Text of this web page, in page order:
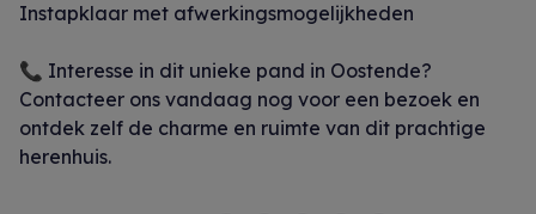
Instapklaar met afwerkingsmogelijkheden
📞 Interesse in dit unieke pand in Oostende?
Contacteer ons vandaag nog voor een bezoek en
ontdek zelf de charme en ruimte van dit prachtige
herenhuis.